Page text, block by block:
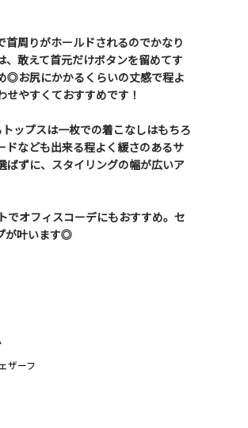
周りがホールドされるのでかなり
敢えて首元だけボタンを留めてす
◎お尻にかかるくらいの丈感で程よ
やすくておすすめです！
ップスは一枚での着こなしはもちろ
なども出来る程よく緩さのあるサ
ばずに、スタイリングの幅が広いア
でオフィスコーデにもおすすめ。セ
が叶います◎